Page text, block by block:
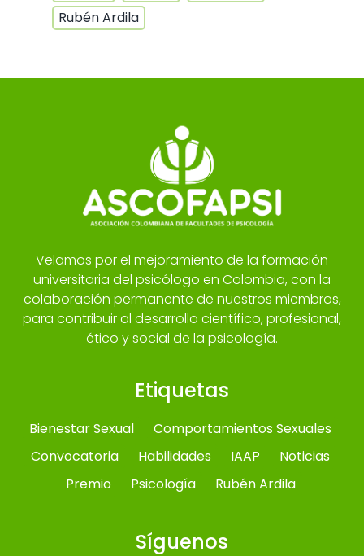
Rubén Ardila
Velamos por el mejoramiento de la formación
universitaria del psicólogo en Colombia, con la
colaboración permanente de nuestros miembros,
para contribuir al desarrollo científico, profesional,
ético y social de la psicología.
Etiquetas
Bienestar Sexual
Comportamientos Sexuales
Convocatoria
Habilidades IAAP
Noticias
Premio
Psicología Rubén Ardila
Síguenos